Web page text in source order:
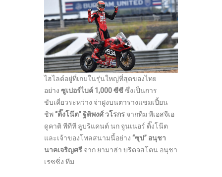
ไฮไลต์อยู่ที่เกมในรุ่นใหญ่ที่สุดของไทย
อย่าง ซูเปอร์ไบค์ 1,000 ซีซีซึ่งเป็นการ
ขับเคี่ยวระหว่าง จ่าฝูงบนตารางแชมเปี้ยน
ชิพ“ติ๊งโน๊ต” ฐิติพงศ์ วโรกร จากทีม พีเอสจีเอ
ดูคาติ พีทีที ลูบริแคนต์ นก จูนเนอร์ ติ๊งโน๊ต
และเจ้าของโพลสนามนี้อย่าง “ซุป” อนุชา
นาคเจริญศรี จาก ยามาฮ่า บริดจสโตน อนุชา
เรซซิ่ง ทีม